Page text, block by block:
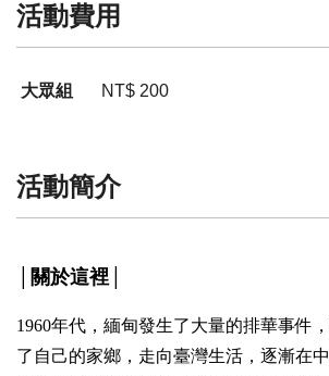
活動費用
大眾組 NT$ 200
活動簡介
│關於這裡│
1960年代，緬甸發生了大量的排華事件
了自己的家鄉，走向臺灣生活，逐漸在